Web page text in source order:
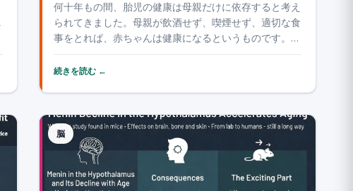
何十年もの間、胎児の健康は母親だけに依存すると考え
られてきました。母親が飲酒せず、喫煙せず、適切な食
事をとれば、赤ちゃんは健康になるというものです。テ
キサスA&M大学の新しい研究が、この前提を覆してい
ます。マウスにおいて、受胎前の父親のアルコール摂取
続きを読む ←
脳